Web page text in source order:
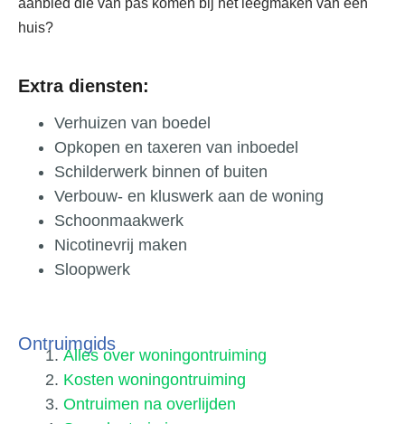
aanbied die van pas komen bij het leegmaken van een
huis?
Extra diensten:
Verhuizen van boedel
Opkopen en taxeren van inboedel
Schilderwerk binnen of buiten
Verbouw- en kluswerk aan de woning
Schoonmaakwerk
Nicotinevrij maken
Sloopwerk
Ontruimgids
Alles over woningontruiming
Kosten woningontruiming
Ontruimen na overlijden